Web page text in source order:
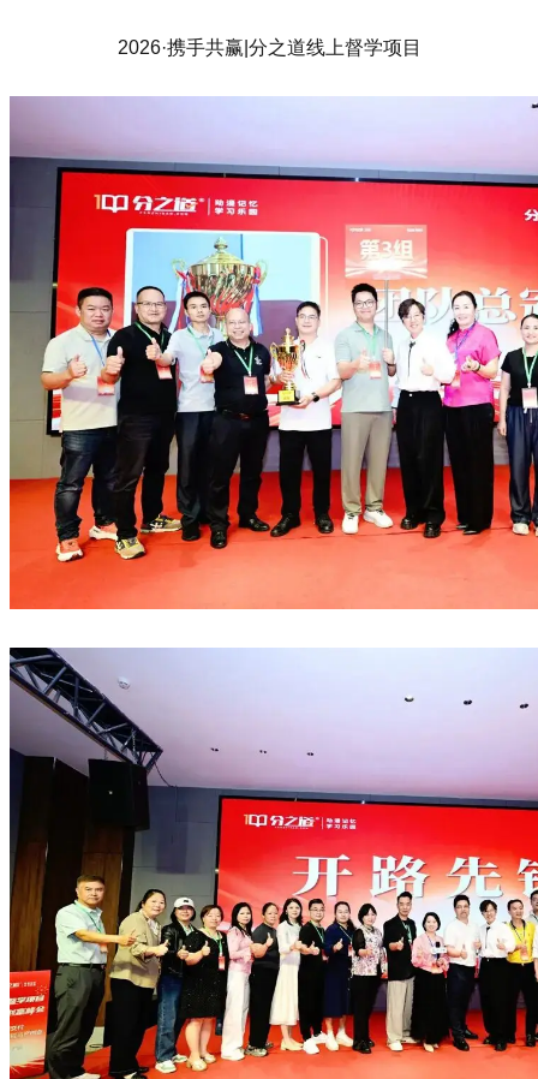
2026·携手共赢|分之道线上督学项目